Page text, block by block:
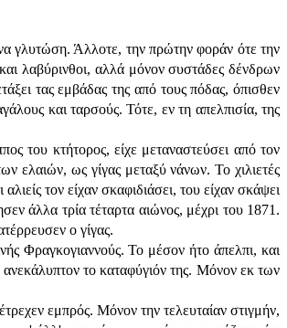
γλυτώση. Άλλοτε, την πρώτην φοράν ότε την
λαβύρινθοι, αλλά μόνον συστάδες δένδρων
τας εμβάδας της από τους πόδας, όπισθεν
και ταρσούς. Τότε, εν τη απελπισία, της
του κτήτορος, είχε μεταναστεύσει από τον
ελαιών, ως γίγας μεταξύ νάνων. Το χιλιετές
τον είχαν σκαφιδιάσει, του είχαν σκάψει
άλλα τρία τέταρτα αιώνος, μέχρι του 1871.
ο γίγας.
Φραγκογιαννούς. Το μέσον ήτο άπελπι, και
το καταφύγιόν της. Μόνον εκ των
εμπρός. Μόνον την τελευταίαν στιγμήν,